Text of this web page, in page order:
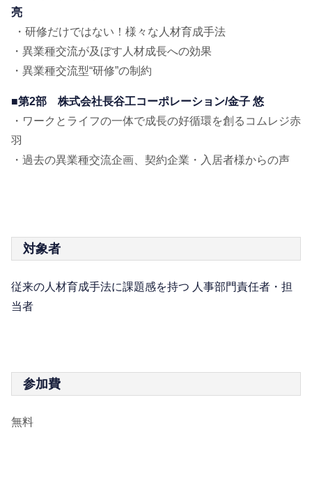
亮
・研修だけではない！様々な人材育成手法
・異業種交流が及ぼす人材成長への効果
・異業種交流型“研修”の制約
■第2部 株式会社長谷工コーポレーション/金子 悠
・ワークとライフの一体で成長の好循環を創るコムレジ赤
羽
・過去の異業種交流企画、契約企業・入居者様からの声
対象者
従来の人材育成手法に課題感を持つ 人事部門責任者・担
当者
参加費
無料